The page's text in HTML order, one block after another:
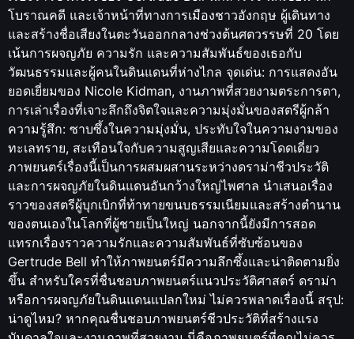
โบราณคดี และเจ้าหน้าที่ทางการเมืองชาวอังกฤษ ผู้เดินทาง
และสร้างชื่อเสียงในตะวันออกกลางช่วงต้นศตวรรษที่ 20 โดย
เน้นการผจญภัย ความรัก และความสัมพันธ์ของเธอกับ
วัฒนธรรมและผู้คนในดินแดนที่ห่างไกล จุดเด่น: การแสดงอัน
ยอดเยี่ยมของ Nicole Kidman, งานภาพที่สวยงามตระการตา,
การเล่าเรื่องที่เจาะลึกถึงจิตใจและความมุ่งมั่นของสตรีผู้กล้า
ความรู้สึก: ซาบซึ้งในความมุ่งมั่น, ประทับใจในความงามของ
ทะเลทราย, สะเทือนใจกับความสูญเสียและความโดดเดี่ยว
ภาพยนตร์เรื่องนี้เป็นการผสมผสานระหว่างดราม่าชีวประวัติ
และการผจญภัยในดินแดนอันกว้างใหญ่ไพศาล นำเสนอเรื่อง
ราวของสตรีผู้บุกเบิกที่ท้าทายขนบธรรมเนียมและสร้างตำนาน
ของตนเองในโลกที่ผู้ชายเป็นใหญ่ นอกจากนี้ยังมีการสอด
แทรกเรื่องราวความรักและความสัมพันธ์ที่ซับซ้อนของ
Gertrude Bell ทำให้ภาพยนตร์มีความลึกซึ้งและน่าติดตามยิ่ง
ขึ้น สำหรับใครที่ชื่นชอบภาพยนตร์แนวประวัติศาสตร์ ดราม่า
หรือการผจญภัยในดินแดนแปลกใหม่ ไม่ควรพลาดเรื่องนี้ สรุป:
น่าดูไหม? หากคุณชื่นชอบภาพยนตร์ชีวประวัติที่สร้างแรง